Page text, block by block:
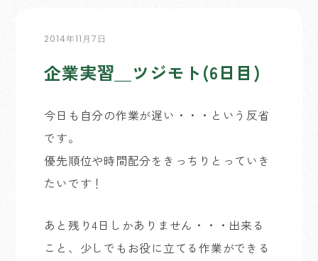
2014年11月7日
企業実習＿ツジモト(6日目)
今日も自分の作業が遅い・・・という反省
です。
優先順位や時間配分をきっちりとっていき
たいです！
あと残り4日しかありません・・・出来る
こと、少しでもお役に立てる作業ができる